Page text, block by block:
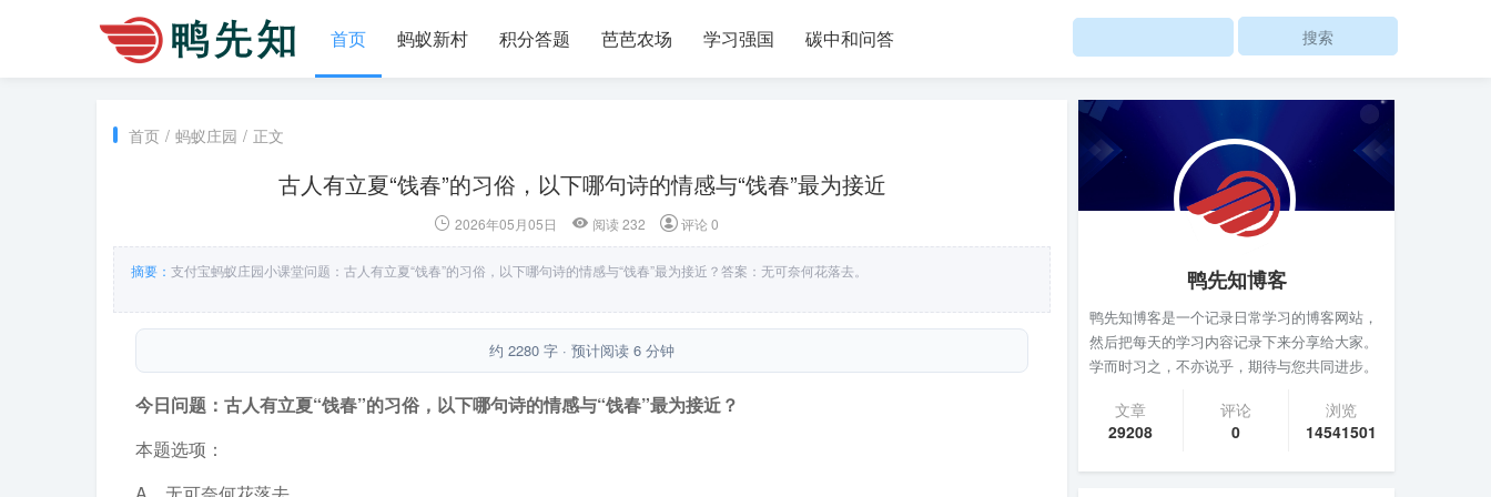
首页 蚂蚁新村 积分答题 芭芭农场 学习强国 碳中和问答 Search
首页 / 蚂蚁庄园 / 正文
古人有立夏“饯春”的习俗，以下哪句诗的情感与“饯春”最为接近
2026年05月05日 阅读 232 评论 0
摘要： 支付宝蚂蚁庄园小课堂问题：古人有立夏“饯春”的习俗，以下哪句诗的情感与“饯春”最为接近？答案：无可奈何花落去。
约 2280 字 · 预计阅读 6 分钟
今日问题：古人有立夏“饯春”的习俗，以下哪句诗的情感与“饯春”最为接近？
本题选项：
鸭先知博客
鸭先知博客是一个记录日常学习的博客网站，
然后把每天的学习内容记录下来分享给大家。
学而时习之，不亦说乎，期待与您共同进步。
文章
29208
评论
0
浏览
14541501